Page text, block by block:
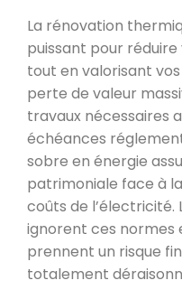
La rénovation
puissant pour
tout en valorisant
perte de valeur
travaux nécessaires
échéances
sobre en énergie
patrimoniale face à
coûts de l’électricité.
ignorent ces normes
prennent un risque
totalement